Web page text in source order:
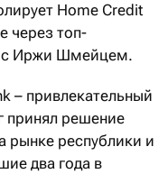
Home Credit
через топ-
с Иржи Шмейцем.
– привлекательный
принял решение
рынке республики и
два года в